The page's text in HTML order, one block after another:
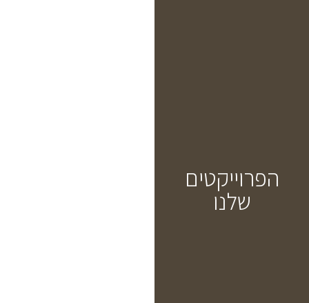
הפרוייקטים
שלנו
הפרוייקטים
שלנו